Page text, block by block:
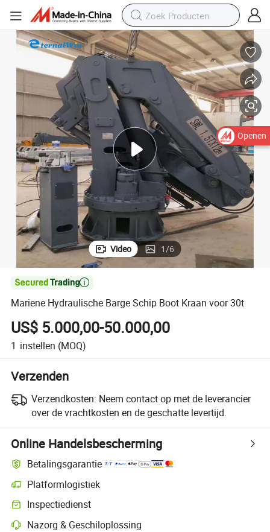
Video 1/6

Mariene Hydraulische Barge Schip Boot Kraan voor 30t
US$ 5.000,00-50.000,00
1 instellen (MOQ)
Verzenden
Verzendkosten: Neem contact op met de leverancier
over de vrachtkosten en de geschatte levertijd.
Online Handelsbescherming
Betalingsgarantie
Platformlogistiek
Inspectiedienst
Nazorg & Geschiloplossing
Openen